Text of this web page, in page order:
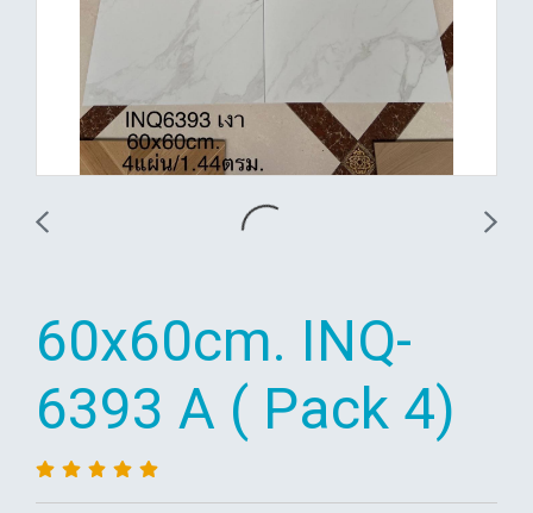
60x60cm. INQ-
6393 A ( Pack 4)